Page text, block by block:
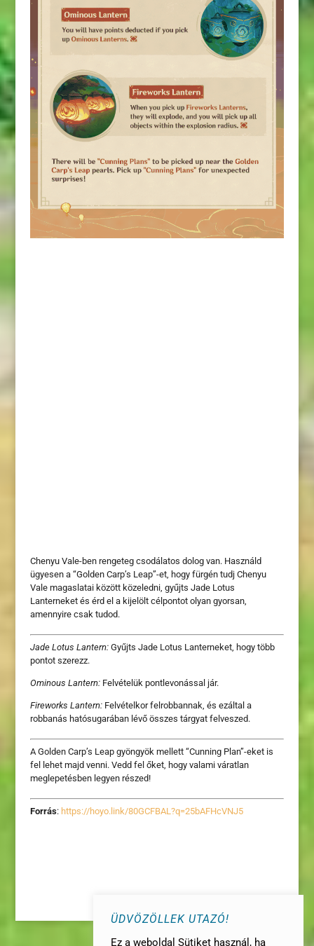
Chenyu Vale-ben rengeteg csodálatos dolog van. Használd
ügyesen a “Golden Carp’s Leap”-et, hogy fürgén tudj Chenyu
Vale magaslatai között közeledni, gyűjts Jade Lotus
Lanterneket és érd el a kijelölt célpontot olyan gyorsan,
amennyire csak tudod.
Jade Lotus Lantern:Gyűjts Jade Lotus Lanterneket, hogy több
pontot szerezz.
Ominous Lantern:Felvételük pontlevonással jár.
Fireworks Lantern:Felvételkor felrobbannak, és ezáltal a
robbanás hatósugarában lévő összes tárgyat felveszed.
A Golden Carp’s Leap gyöngyök mellett “Cunning Plan”-eket is
fel lehet majd venni. Vedd fel őket, hogy valami váratlan
meglepetésben legyen részed!
Forrás: https://hoyo.link/80GCFBAL?q=25bAFHcVNJ5
ÜDVÖZÖLLEK UTAZÓ!
Ez a weboldal Sütiket használ, ha